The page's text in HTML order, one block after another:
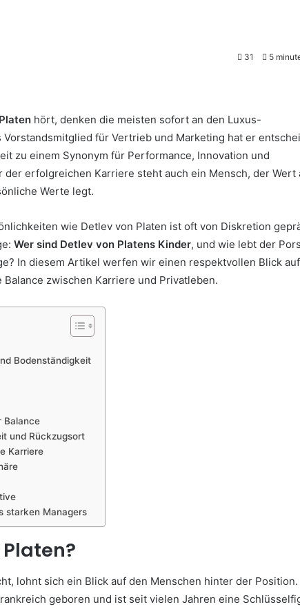
31 5
hört, denken die meisten sofort an den Luxus-
Vorstandsmitglied für Vertrieb und Marketing hat er
zu einem Synonym für Performance, Innovation und
der erfolgreichen Karriere steht auch ein Mensch, der Wert
Werte legt.
wie Detlev von Platen ist oft von Diskretion
Wer sind Detlev von Platens Kinder, und wie lebt der
In diesem Artikel werfen wir einen respektvollen Blick
zwischen Karriere und Privatleben.
Bodenständigkeit
Balance
und Rückzugsort
Karriere
starken Managers
lohnt sich ein Blick auf den Menschen hinter der Position.
geboren und ist seit vielen Jahren eine